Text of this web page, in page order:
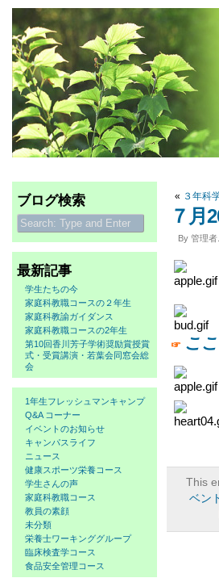
ブログ検索
最新記事
学生たちの今
家庭科教職コースの２年生
家庭科教諭ガイダンス
家庭科教職コースの2年生
第10回香川芳子学術奨励賞授賞
式・受賞講演・若葉会同窓会総
会
1年生フレッシュマンキャンプ
Q&A コーナー
イベントのお知らせ
キャンパスライフ
ニュース
健康スポーツ栄養コース
学生さんの声
家庭科教職コース
教員の素顔
未分類
栄養士ワーキンググループ
臨床検査学コース
食品安全管理コース
« ３年科
７月
By 管理者
☞ こ
This
ベン